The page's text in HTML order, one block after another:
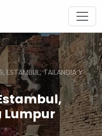
ESTAMBUL, TAILANDIA Y
Lumpur